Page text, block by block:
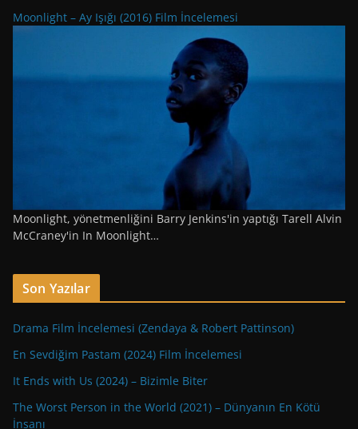
Moonlight – Ay Işığı (2016) Film İncelemesi
Moonlight, yönetmenliğini Barry Jenkins'in yaptığı Tarell Alvin
McCraney'in In Moonlight…
Son Yazılar
Drama Film İncelemesi (Zendaya & Robert Pattinson)
En Sevdiğim Pastam (2024) Film İncelemesi
It Ends with Us (2024) – Bizimle Biter
The Worst Person in the World (2021) – Dünyanın En Kötü
İnsanı